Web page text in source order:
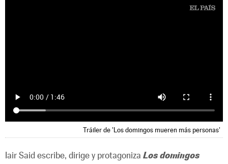
Tráiler de 'Los domingos mueren más personas'
Iair Said escribe, dirige y protagoniza Los domingos